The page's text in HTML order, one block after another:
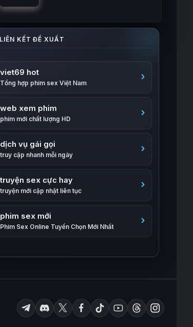
viet69 hot
Tổng hợp phim sex Việt Nam
web xem phim
phim mới chất lượng HD
dịch vụ gái gọi
truy cập nhanh mỗi ngày
truyện sex cực hay
truyện mới cập nhật liên tục
phim sex mới
Phim Sex Online Tuyển Chọn Mới Nhất